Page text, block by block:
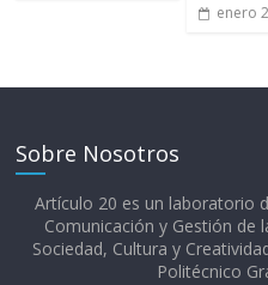
enero
Sobre Nosotros
Artículo 20 es un laboratorio
Comunicación y Gestión de
Sociedad, Cultura y
Politécnico